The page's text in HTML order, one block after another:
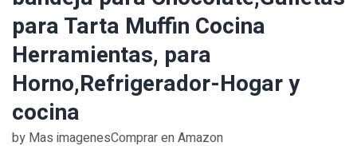
para Tarta Muffin Cocina
Herramientas, para
Horno,Refrigerador-Hogar y
cocina
by Mas imagenesComprar en Amazon